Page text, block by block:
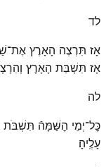
לד
אָז תִּרְצֶה הָאָרֶץ
אָז תִּשְׁבַּת הָאָרֶץ
לה
כׇּל־יְמֵי הׇשַּׁמָּהֿ
עָלֶֽיהָ׃